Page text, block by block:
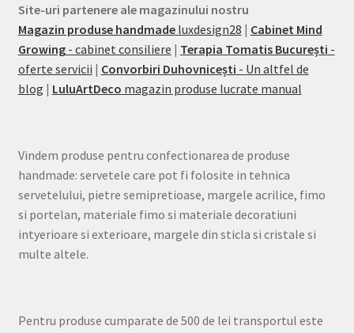
Site-uri partenere ale magazinului nostru
Magazin produse handmadeluxdesign28 | Cabinet Mind
Growing- cabinet consiliere | Terapia Tomatis București -
oferte servicii | Convorbiri Duhovnicești - Un altfel de
blog | LuluArtDeco magazin produse lucrate manual
Vindem produse pentru confectionarea de produse
handmade: servetele care pot fi folosite in tehnica
servetelului, pietre semipretioase, margele acrilice, fimo
si portelan, materiale fimo si materiale decoratiuni
intyerioare si exterioare, margele din sticla si cristale si
multe altele.
Pentru produse cumparate de 500 de lei transportul este